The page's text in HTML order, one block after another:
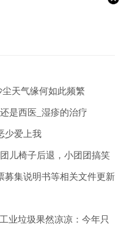
天气缘何如此频繁
是西医_湿疹的治疗
少爱上我
儿椅子后退，小团团搞笑
募集说明书等相关文件更新
业垃圾果然凉凉：今年只